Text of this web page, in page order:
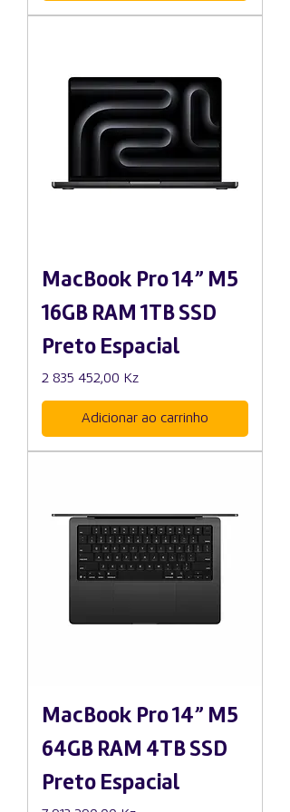
MacBook Pro 14” M5
16GB RAM 1TB SSD
Preto Espacial
Preço
2 835 452,00 Kz
Adicionar ao carrinho
MacBook Pro 14” M5
64GB RAM 4TB SSD
Preto Espacial